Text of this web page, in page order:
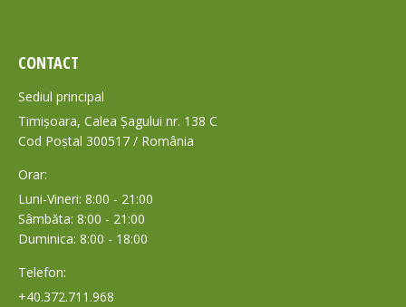
CONTACT
Sediul principal
Timișoara, Calea Șagului nr. 138 C
Cod Poștal 300517 / România
Orar:
Luni-Vineri: 8:00 - 21:00
Sâmbăta: 8:00 - 21:00
Duminica: 8:00 - 18:00
Telefon:
+40.372.711.968